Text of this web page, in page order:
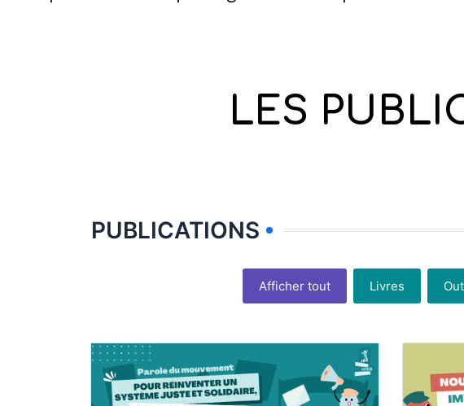
LES
PUBLICATIONS
Afficher tout Livres